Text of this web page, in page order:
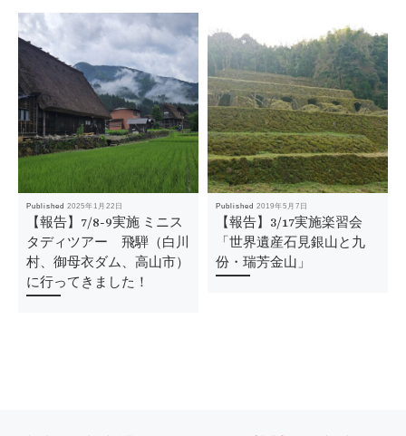
Published2025年1月22日
【報告】7/8-9実施 ミニス
タディツアー 飛騨（白川
村、御母衣ダム、高山市）
に行ってきました！
Published2019年5月7日
【報告】3/17実施楽習会
「世界遺産石見銀山と九
份・瑞芳金山」
Post
Previous